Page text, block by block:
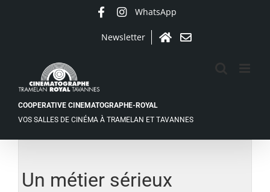
WhatsApp
Newsletter
AccueilContact
COOPERATIVE CINEMATOGRAPHE-ROYAL
VOS SALLES DE CINÉMA À TRAMELAN ET TAVANNES
Un métier sérieux